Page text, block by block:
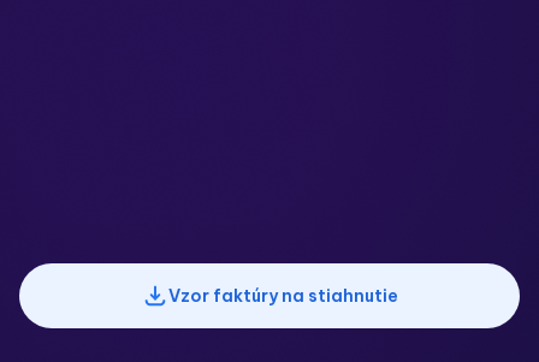
Vzor faktúry na stiahnutie